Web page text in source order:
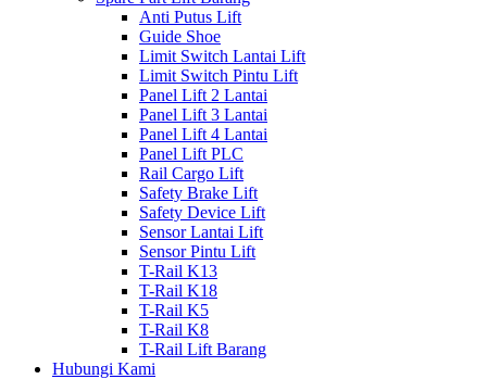
Anti Putus Lift
Guide Shoe
Limit Switch Lantai Lift
Limit Switch Pintu Lift
Panel Lift 2 Lantai
Panel Lift 3 Lantai
Panel Lift 4 Lantai
Panel Lift PLC
Rail Cargo Lift
Safety Brake Lift
Safety Device Lift
Sensor Lantai Lift
Sensor Pintu Lift
T-Rail K13
T-Rail K18
T-Rail K5
T-Rail K8
T-Rail Lift Barang
Hubungi Kami